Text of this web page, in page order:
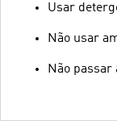
Usar
Não usar
Não passar